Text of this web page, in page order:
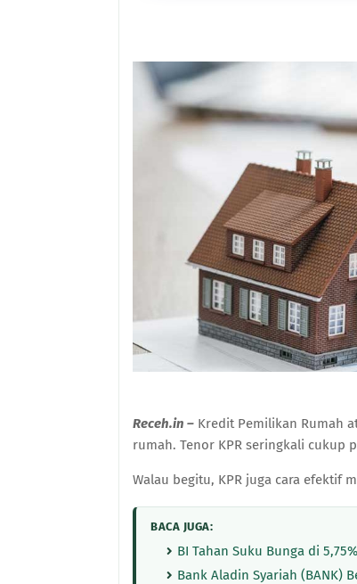
Receh.in – Kredit Pemilikan Rumah
rumah. Tenor KPR seringkali
Walau begitu, KPR juga cara efektif
BACA JUGA:
BI Tahan Suku Bunga di
Bank Aladin Syariah (BANK)